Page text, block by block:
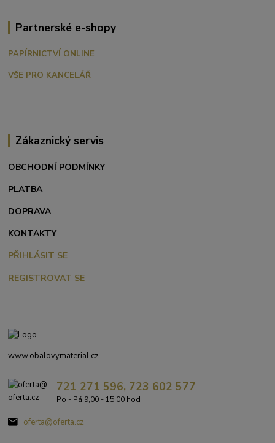
Partnerské e-shopy
PAPÍRNICTVÍ ONLINE
VŠE PRO KANCELÁŘ
Zákaznický servis
OBCHODNÍ PODMÍNKY
PLATBA
DOPRAVA
KONTAKTY
PŘIHLÁSIT SE
REGISTROVAT SE
www.obalovymaterial.cz
721 271 596, 723 602 577
Po - Pá 9,00 - 15,00 hod
oferta@oferta.cz